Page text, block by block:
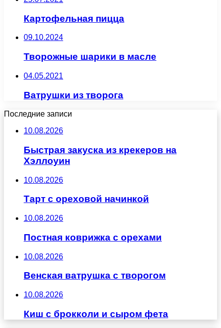
Картофельная пицца
09.10.2024
Творожные шарики в масле
04.05.2021
Ватрушки из творога
Последние записи
10.08.2026
Быстрая закуска из крекеров на
Хэллоуин
10.08.2026
Тарт с ореховой начинкой
10.08.2026
Постная коврижка с орехами
10.08.2026
Венская ватрушка с творогом
10.08.2026
Киш с брокколи и сыром фета